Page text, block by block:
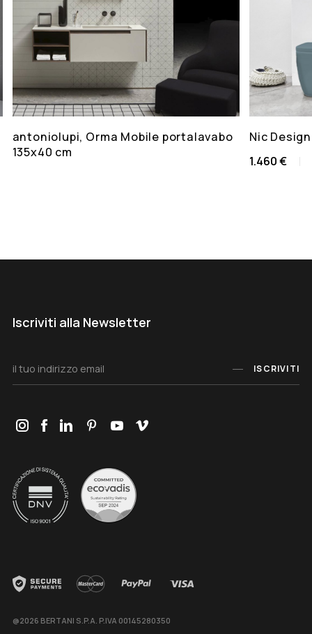
antoniolupi, Orma Mobile portalavabo
135x40 cm
Nic
1.460 €
@2026 BERTANI S.P.A. P.IVA 00145280350
Iscriviti alla Newsletter
ISCRIVITI